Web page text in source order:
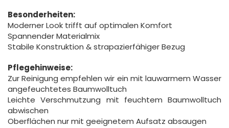
Besonderheiten:
Moderner Look trifft auf optimalen Komfort
Spannender Materialmix
Stabile Konstruktion & strapazierfähiger Bezug
Pflegehinweise:
Zur Reinigung empfehlen wir ein mit lauwarmem Wasser
angefeuchtetes Baumwolltuch
Leichte Verschmutzung mit feuchtem Baumwolltuch
abwischen
Oberflächen nur mit geeignetem Aufsatz absaugen